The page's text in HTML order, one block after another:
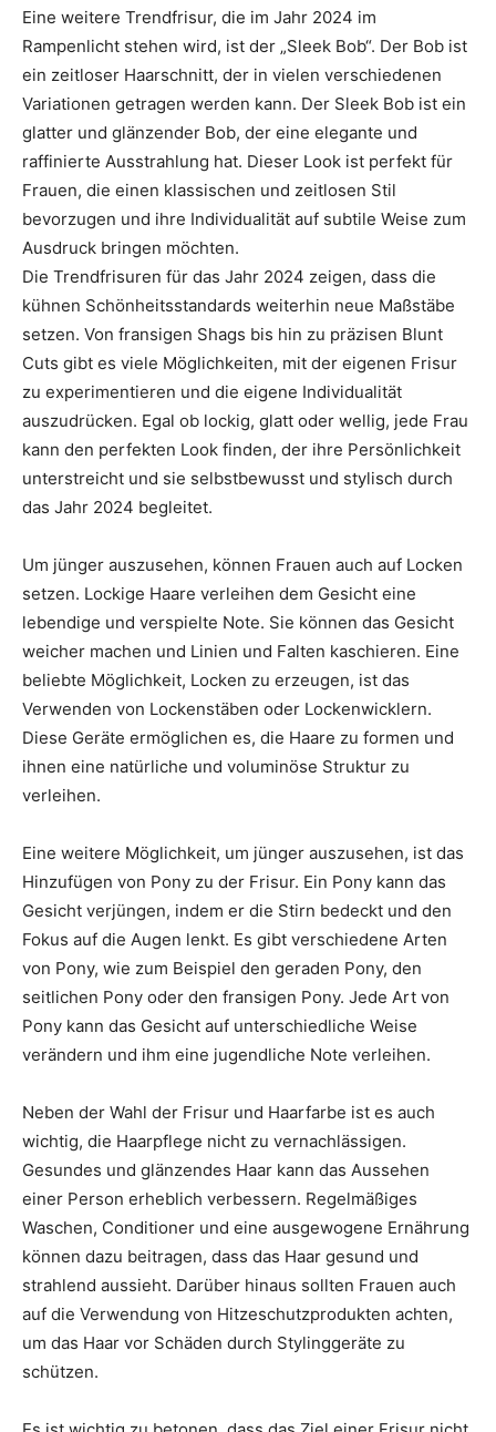
Eine weitere Trendfrisur, die im Jahr 2024 im
Rampenlicht stehen wird, ist der „Sleek Bob“. Der Bob ist
ein zeitloser Haarschnitt, der in vielen verschiedenen
Variationen getragen werden kann. Der Sleek Bob ist ein
glatter und glänzender Bob, der eine elegante und
raffinierte Ausstrahlung hat. Dieser Look ist perfekt für
Frauen, die einen klassischen und zeitlosen Stil
bevorzugen und ihre Individualität auf subtile Weise zum
Ausdruck bringen möchten.
Die Trendfrisuren für das Jahr 2024 zeigen, dass die
kühnen Schönheitsstandards weiterhin neue Maßstäbe
setzen. Von fransigen Shags bis hin zu präzisen Blunt
Cuts gibt es viele Möglichkeiten, mit der eigenen Frisur
zu experimentieren und die eigene Individualität
auszudrücken. Egal ob lockig, glatt oder wellig, jede Frau
kann den perfekten Look finden, der ihre Persönlichkeit
unterstreicht und sie selbstbewusst und stylisch durch
das Jahr 2024 begleitet.
Um jünger auszusehen, können Frauen auch auf Locken
setzen. Lockige Haare verleihen dem Gesicht eine
lebendige und verspielte Note. Sie können das Gesicht
weicher machen und Linien und Falten kaschieren. Eine
beliebte Möglichkeit, Locken zu erzeugen, ist das
Verwenden von Lockenstäben oder Lockenwicklern.
Diese Geräte ermöglichen es, die Haare zu formen und
ihnen eine natürliche und voluminöse Struktur zu
verleihen.
Eine weitere Möglichkeit, um jünger auszusehen, ist das
Hinzufügen von Pony zu der Frisur. Ein Pony kann das
Gesicht verjüngen, indem er die Stirn bedeckt und den
Fokus auf die Augen lenkt. Es gibt verschiedene Arten
von Pony, wie zum Beispiel den geraden Pony, den
seitlichen Pony oder den fransigen Pony. Jede Art von
Pony kann das Gesicht auf unterschiedliche Weise
verändern und ihm eine jugendliche Note verleihen.
Neben der Wahl der Frisur und Haarfarbe ist es auch
wichtig, die Haarpflege nicht zu vernachlässigen.
Gesundes und glänzendes Haar kann das Aussehen
einer Person erheblich verbessern. Regelmäßiges
Waschen, Conditioner und eine ausgewogene Ernährung
können dazu beitragen, dass das Haar gesund und
strahlend aussieht. Darüber hinaus sollten Frauen auch
auf die Verwendung von Hitzeschutzprodukten achten,
um das Haar vor Schäden durch Stylinggeräte zu
schützen.